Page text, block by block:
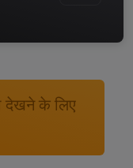
देखने के लिए